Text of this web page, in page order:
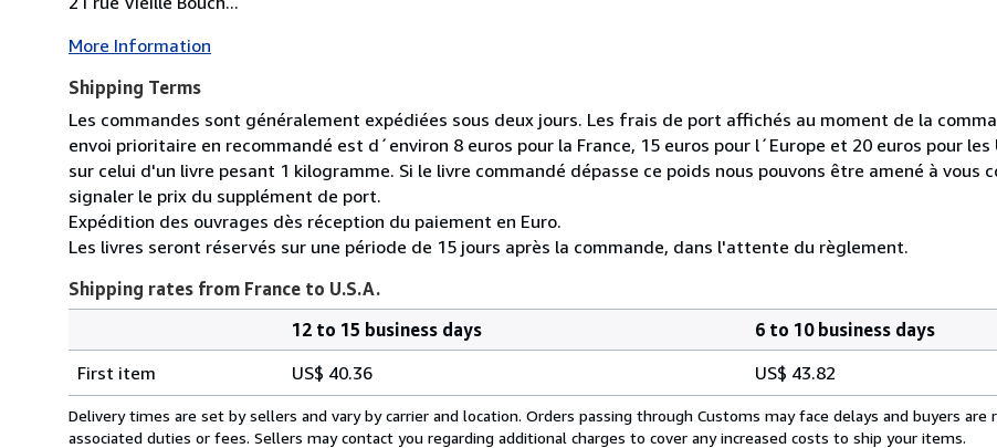
More Information
Shipping Terms
Les commandes sont généralement expédiées sous deux jours. Les frais de port affichés au moment de la
envoi prioritaire en recommandé est d´environ 8 euros pour la France, 15 euros pour l´Europe et 20 euros pour
sur celui d'un livre pesant 1 kilogramme. Si le livre commandé dépasse ce poids nous pouvons être amené à vous
signaler le prix du supplément de port.
Expédition des ouvrages dès réception du paiement en Euro.
Les livres seront réservés sur une période de 15 jours après la commande, dans l'attente du règlement.
Shipping rates from France to U.S.A.
rates
from
France
12 to 15 business days
6 to 10 business days
First item
US$ 40.36 US$ 43.82
Delivery times are set by sellers and vary by carrier and location. Orders passing through Customs may face delays and buyers are
associated duties or fees. Sellers may contact you regarding additional charges to cover any increased costs to ship your items.